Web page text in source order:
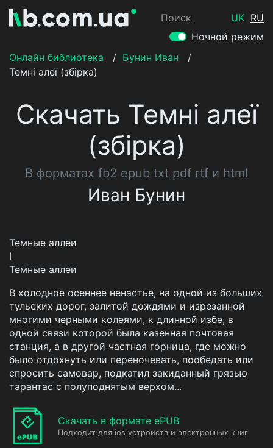
Поиск UK RU
Ночной режим
Онлайн библиотека
/ Бунин Иван
/
Темні алеї (збірка)
Скачать Темні алеї
(збірка)
В форматах fb2 epub txt pdf rtf и html
Иван Бунин
Темные аллеи
I
Темные аллеи
В холодное осеннее ненастье, на одной из больших
тульских дорог, залитой дождями и изрезанной
многими черными колеями, к длинной избе, в
одной связи которой была казенная почтовая
станция, а в другой частная горница, где можно
было отдохнуть или переночевать, пообедать или
спросить самовар, подкатил закиданный грязью
тарантас с полуподнятым верхом...
Скачать в формате ePUB
Подходит для ios устройств и электронных книг